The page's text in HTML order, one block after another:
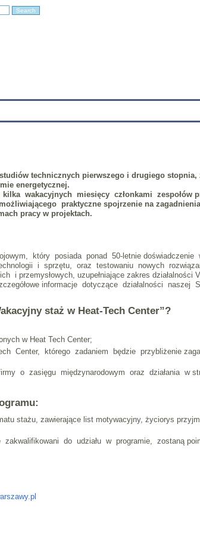
technicznych pierwszego i drugiego
energetycznej.
wakacyjnych miesięcy członkami zespołów
praktyczne spojrzenie na
pracy w projektach.
który posiada ponad 50-letnie
i sprzętu, oraz testowaniu nowych
przemysłowych, uzupełniające zakres
informacje dotyczące działalności naszej
staż w Heat-Tech Center”?
w Heat Tech Center;
Center, którego zadaniem będzie przybliżenie
o zasięgu międzynarodowym oraz działania w
stażu, zawierające list motywacyjny, życiorys
do udziału w programie, zostaną